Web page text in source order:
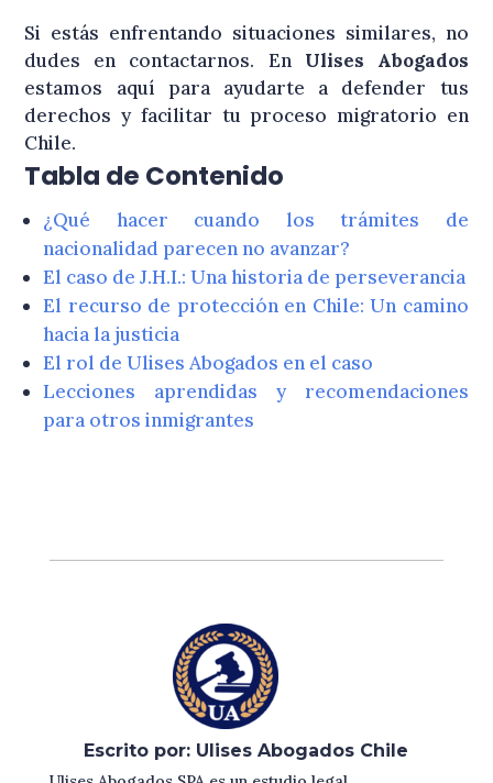
Si estás enfrentando situaciones similares, no
dudes en contactarnos. En Ulises Abogados
estamos aquí para ayudarte a defender tus
derechos y facilitar tu proceso migratorio en
Chile.
Tabla de Contenido
¿Qué hacer cuando los trámites de
nacionalidad parecen no avanzar?
El caso de J.H.I.: Una historia de perseverancia
El recurso de protección en Chile: Un camino
hacia la justicia
El rol de Ulises Abogados en el caso
Lecciones aprendidas y recomendaciones
para otros inmigrantes
Escrito por: Ulises Abogados Chile